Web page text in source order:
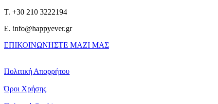
T. +30 210 3222194
E. info@happyever.gr
ΕΠΙΚΟΙΝΩΝΗΣΤΕ ΜΑΖΙ ΜΑΣ
Πολιτική Απορρήτου
Όροι Χρήσης